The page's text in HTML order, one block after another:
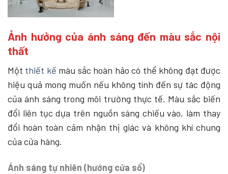
Ảnh hưởng của ánh sáng đến màu sắc nội
thất
Một thiết kế màu sắc hoàn hảo có thể không đạt được
hiệu quả mong muốn nếu không tính đến sự tác động
của ánh sáng trong môi trường thực tế. Màu sắc biến
đổi liên tục dựa trên nguồn sáng chiếu vào, làm thay
đổi hoàn toàn cảm nhận thị giác và không khí chung
của cửa hàng.
Ánh sáng tự nhiên (hướng cửa sổ)